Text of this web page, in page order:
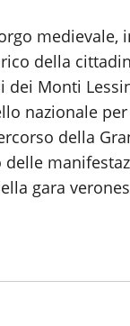
medievale,
della
Monti
nazionale
della
gara